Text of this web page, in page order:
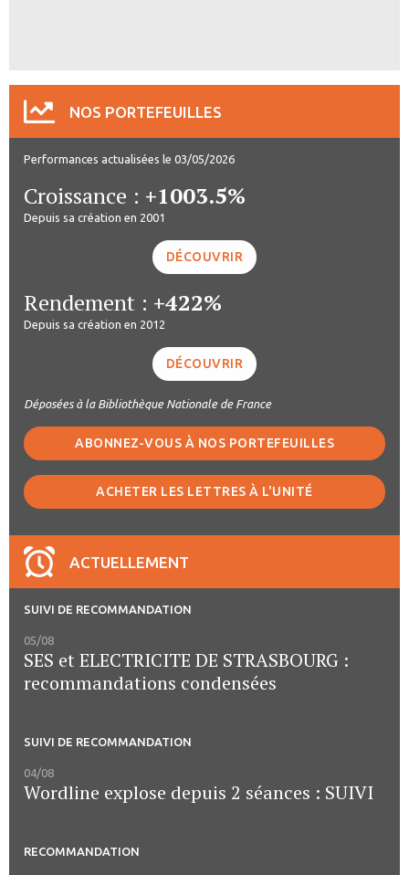
NOS PORTEFEUILLES
Performances actualisées le 03/05/2026
Croissance : +1003.5%
Depuis sa création en 2001
DÉCOUVRIR
Rendement : +422%
Depuis sa création en 2012
DÉCOUVRIR
Déposées à la Bibliothèque Nationale de France
ABONNEZ-VOUS À NOS PORTEFEUILLES
ACHETER LES LETTRES À L'UNITÉ
ACTUELLEMENT
SUIVI DE RECOMMANDATION
05/08
SES et ELECTRICITE DE STRASBOURG :
recommandations condensées
SUIVI DE RECOMMANDATION
04/08
Wordline explose depuis 2 séances : SUIVI
RECOMMANDATION